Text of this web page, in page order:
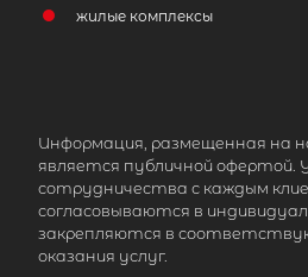
жилые комплексы
Информация, размещенная на
является публичной офертой.
сотрудничества с каждым
согласовываются в
закрепляются в
оказания услуг.